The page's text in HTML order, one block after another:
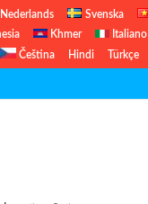
Nederlands Svenska
Khmer Italiano
Čeština Hindi Türkçe